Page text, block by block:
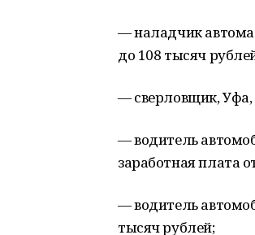
— наладчик
до 108 тысяч
— сверловщик, Уфа,
— водитель
заработная плата
— водитель
тысяч рублей;